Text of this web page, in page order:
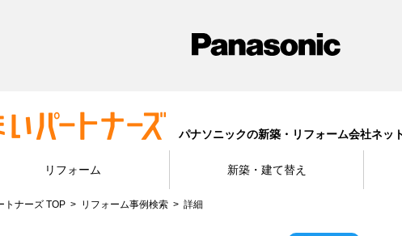
パナソニックの新築・リフォーム会社ネッ
リフォーム 新築・建て替え
トナーズ TOP リフォーム事例検索 詳細